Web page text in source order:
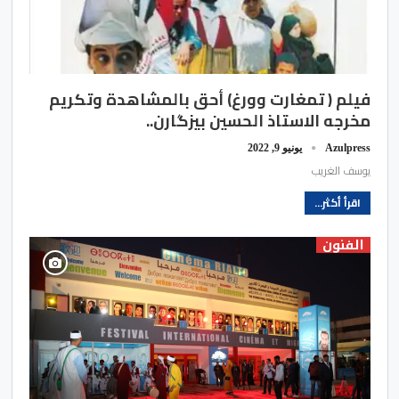
فيلم ( تمغارت وورغ) أحق بالمشاهدة وتكريم
مخرجه الاستاذ الحسين بيزگارن..
Azulpress يونيو 9, 2022
يوسف الغريب
اقرأ أكثر...
الفنون